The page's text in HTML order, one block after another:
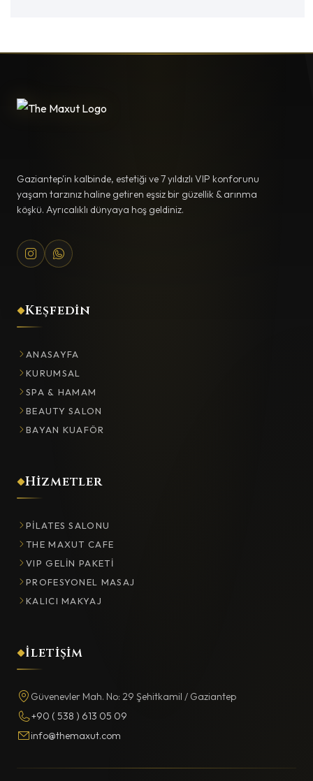
Gaziantep'in kalbinde, estetiği ve 7 yıldızlı VIP konforunu
yaşam tarzınız haline getiren eşsiz bir güzellik & arınma
köşkü. Ayrıcalıklı dünyaya hoş geldiniz.
Keşfedin
ANASAYFA
KURUMSAL
SPA & HAMAM
BEAUTY SALON
BAYAN KUAFÖR
Hizmetler
PILATES SALONU
THE MAXUT CAFE
VIP GELIN PAKETI
PROFESYONEL MASAJ
KALICI MAKYAJ
İletişim
Güvenevler Mah. No: 29 Şehitkamil / Gaziantep
+90 ( 538 ) 613 05 09
info@themaxut.com